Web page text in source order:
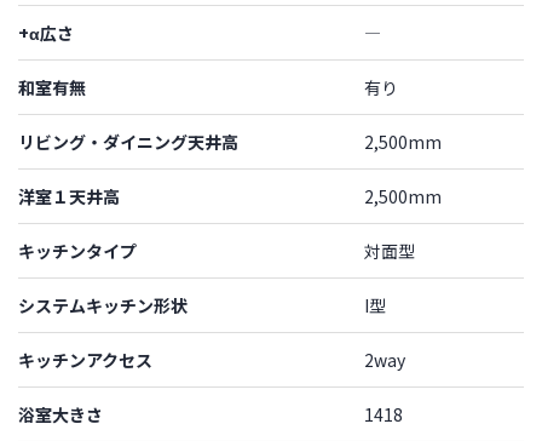
+α広さ ―
和室有無 有り
リビング・ダイニング天井高 2,500mm
洋室１天井高 2,500mm
キッチンタイプ 対面型
システムキッチン形状 I型
キッチンアクセス 2way
浴室大きさ 1418